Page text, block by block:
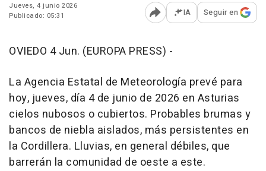
Jueves, 4 junio 2026
Publicado: 05:31
Abrir opciones para
IA Seguir en
OVIEDO 4 Jun. (EUROPA PRESS) -
La Agencia Estatal de Meteorología prevé para
hoy, jueves, día 4 de junio de 2026 en Asturias
cielos nubosos o cubiertos. Probables brumas y
bancos de niebla aislados, más persistentes en
la Cordillera. Lluvias, en general débiles, que
barrerán la comunidad de oeste a este.